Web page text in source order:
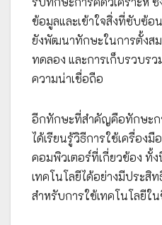
ข้อมูลและเข้าใจสิ่งที่ซับซ้
ยังพัฒนาทักษะในการตั้งส
ทดลอง และการเก็บรวบร
ความน่าเชื่อถือ
อีกทักษะที่สำคัญคือทักษะก
ได้เรียนรู้วิธีการใช้เครื่องมื
คอมพิวเตอร์ที่เกี่ยวข้อง ทั้ง
เทคโนโลยีได้อย่างมีประสิ
สำหรับการใช้เทคโนโลยีใ